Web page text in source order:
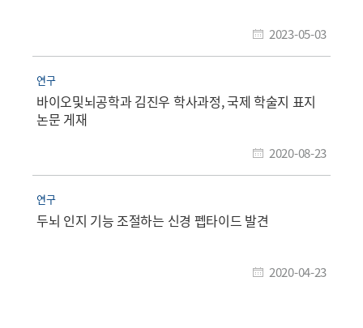
2023-05-03
연구
바이오및뇌공학과 김진우 학사과정, 국제 학술지 표지
논문 게재
2020-08-23
연구
두뇌 인지 기능 조절하는 신경 펩타이드 발견
2020-04-23